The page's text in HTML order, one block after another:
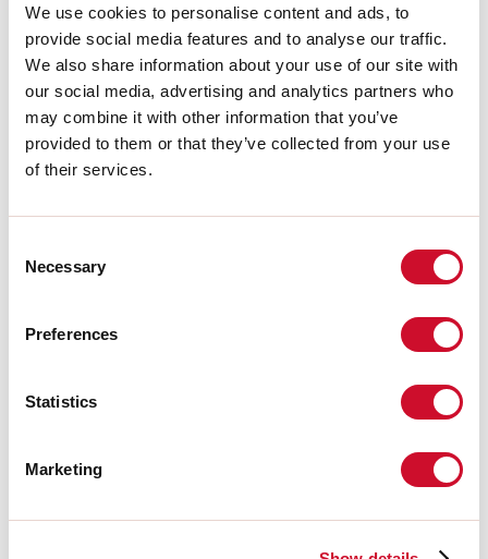
We use cookies to personalise content and ads, to
provide social media features and to analyse our traffic.
We also share information about your use of our site with
our social media, advertising and analytics partners who
may combine it with other information that you’ve
provided to them or that they’ve collected from your use
of their services.
Selection
Necessary
Preferences
Statistics
Marketing
Datos técnicos
IP: 40
Download
FOTOMETRÍAS
CERTIFICACIONES CE